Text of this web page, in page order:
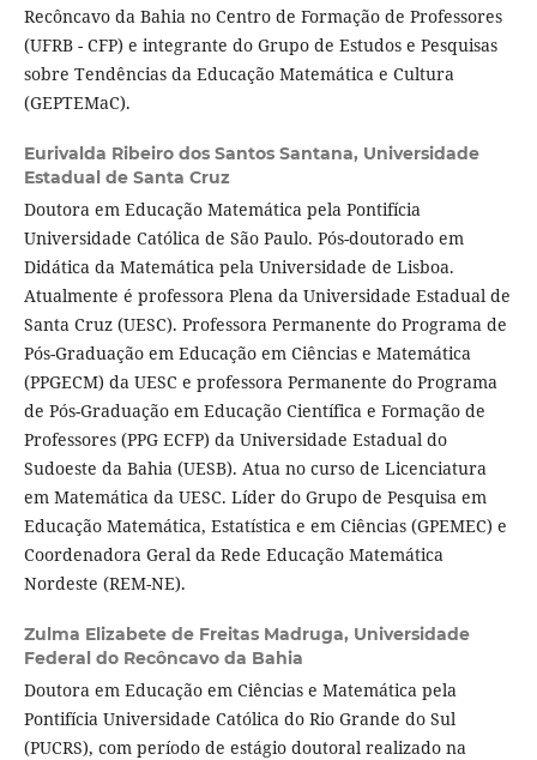
Recôncavo da Bahia no Centro de Formação de Professores
(UFRB - CFP) e integrante do Grupo de Estudos e Pesquisas
sobre Tendências da Educação Matemática e Cultura
(GEPTEMaC).
Eurivalda Ribeiro dos Santos Santana, Universidade
Estadual de Santa Cruz
Doutora em Educação Matemática pela Pontifícia
Universidade Católica de São Paulo. Pós-doutorado em
Didática da Matemática pela Universidade de Lisboa.
Atualmente é professora Plena da Universidade Estadual de
Santa Cruz (UESC). Professora Permanente do Programa de
Pós-Graduação em Educação em Ciências e Matemática
(PPGECM) da UESC e professora Permanente do Programa
de Pós-Graduação em Educação Científica e Formação de
Professores (PPG ECFP) da Universidade Estadual do
Sudoeste da Bahia (UESB). Atua no curso de Licenciatura
em Matemática da UESC. Líder do Grupo de Pesquisa em
Educação Matemática, Estatística e em Ciências (GPEMEC) e
Coordenadora Geral da Rede Educação Matemática
Nordeste (REM-NE).
Zulma Elizabete de Freitas Madruga, Universidade
Federal do Recôncavo da Bahia
Doutora em Educação em Ciências e Matemática pela
Pontifícia Universidade Católica do Rio Grande do Sul
(PUCRS), com período de estágio doutoral realizado na